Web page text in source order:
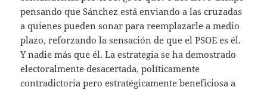
pensando que Sánchez está enviando a las cruzadas
a quienes pueden sonar para reemplazarle a medio
plazo, reforzando la sensación de que el PSOE es él.
Y nadie más que él. La estrategia se ha demostrado
electoralmente desacertada, políticamente
contradictoria pero estratégicamente beneficiosa a